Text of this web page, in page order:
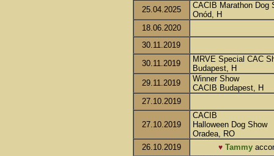
25.04.2025
CACIB Marathon Dog
Onód, H
18.06.2020
30.11.2019
30.11.2019
MRVE Special CAC
Budapest, H
29.11.2019
Winner Show
CACIB Budapest, H
27.10.2019
27.10.2019
CACIB
Halloween Dog Show
Oradea, RO
26.10.2019
♥ Tammy